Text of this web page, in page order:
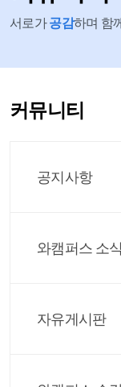
서로가공감하며 함
커뮤니티
공지사항
와캠퍼스 소
자유게시판